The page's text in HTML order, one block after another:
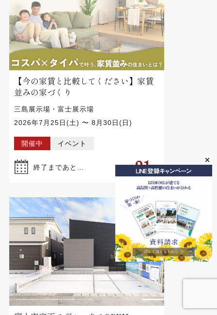
【今の家賃と比較してください】家賃
並みの家づくり
三島展示場・富士展示場
2026年7月25日(土) 〜 8月30日(日)
開催中 イベント
終了まであと… 21日